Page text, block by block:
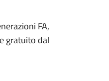
FA,
gratuito dal